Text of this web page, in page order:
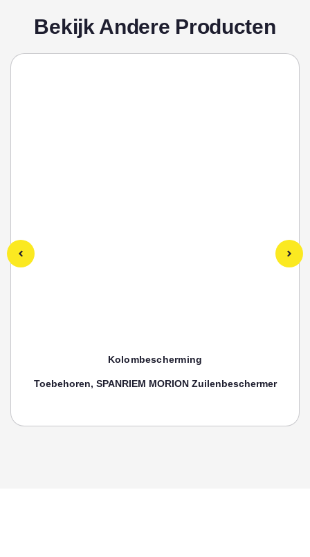
Bekijk Andere Producten
Kolombescherming
Toebehoren, SPANRIEM MORION Zuilenbeschermer